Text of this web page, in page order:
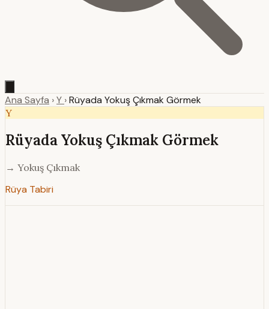
Ana Sayfa ›Y ›Rüyada Yokuş Çıkmak Görmek
Y
Rüyada Yokuş Çıkmak Görmek
→ Yokuş Çıkmak
Rüya Tabiri